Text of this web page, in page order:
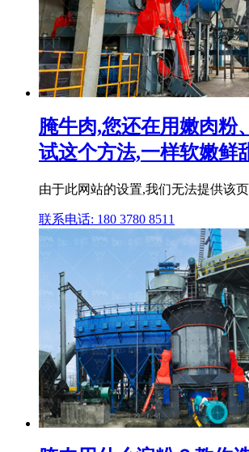
腌牛肉,您还在用嫩肉粉
试这个方法,一样软嫩鲜
由于此网站的设置,我们无法提供该页
联系电话: 180 3780 8511